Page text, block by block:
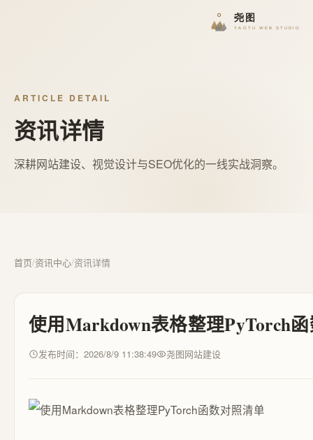
ARTICLE DETAIL
资讯详情
深耕网站建设、视觉设计与SEO优化的一线实战洞察。
首页/资讯中心/资讯详情
使用Markdown表格整理PyTorch
发布时间：2026/8/9 11:38:49 尧图网站建设